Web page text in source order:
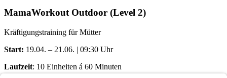
MamaWorkout Outdoor (Level 2)
Kräftigungstraining für Mütter
Start: 19.04. – 21.06. | 09:30 Uhr
Laufzeit: 10 Einheiten á 60 Minuten